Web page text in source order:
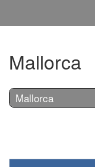
Mallorca
Mallorca